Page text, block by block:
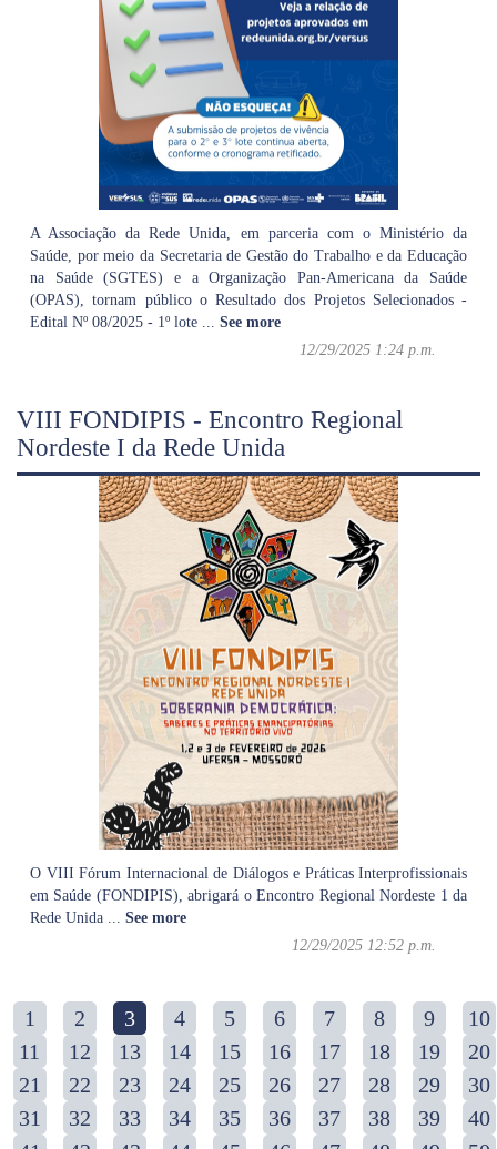
A Associação da Rede Unida, em parceria com o Ministério da
Saúde, por meio da Secretaria de Gestão do Trabalho e da Educação
na Saúde (SGTES) e a Organização Pan-Americana da Saúde
(OPAS), tornam público o Resultado dos Projetos Selecionados -
Edital Nº 08/2025 - 1º lote ... See more
12/29/2025 1:24 p.m.
VIII FONDIPIS - Encontro Regional
Nordeste I da Rede Unida
O VIII Fórum Internacional de Diálogos e Práticas Interprofissionais
em Saúde (FONDIPIS), abrigará o Encontro Regional Nordeste 1 da
Rede Unida ... See more
12/29/2025 12:52 p.m.
1 2 3 4 5 6 7 8 9
10
11
12 13 14 15 16 17 18 19
20
21
22 23 24 25 26 27 28 29
30
31
32 33 34 35 36 37 38 39
40